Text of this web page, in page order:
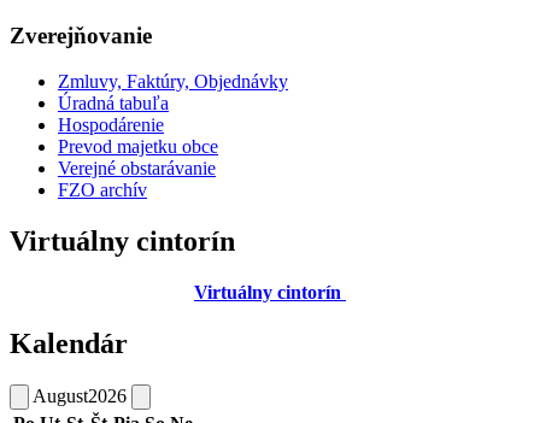
Zverejňovanie
Zmluvy, Faktúry, Objednávky
Úradná tabuľa
Hospodárenie
Prevod majetku obce
Verejné obstarávanie
FZO archív
Virtuálny cintorín
Virtuálny cintorín
Kalendár
August2026